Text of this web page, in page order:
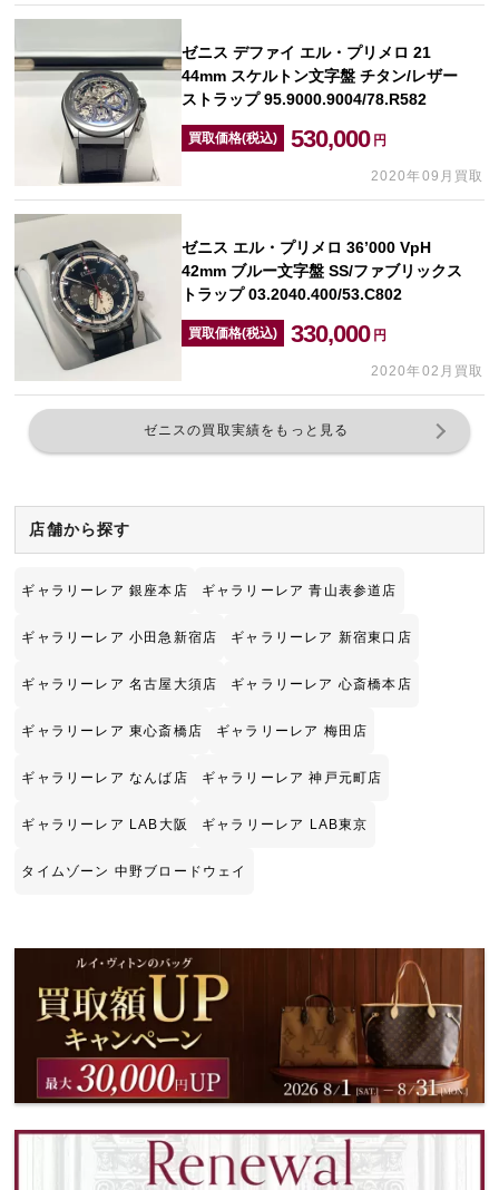
ゼニス デファイ エル・プリメロ 21
44mm スケルトン文字盤 チタン/レザー
ストラップ 95.9000.9004/78.R582
買取価格(税込) 530,000 円
2020年09月買取
ゼニス エル・プリメロ 36’000 VpH
42mm ブルー文字盤 SS/ファブリックス
トラップ 03.2040.400/53.C802
買取価格(税込) 330,000 円
2020年02月買取
ゼニスの買取実績をもっと見る
店舗から探す
ギャラリーレア 銀座本店 ギャラリーレア 青山表参道店
ギャラリーレア 小田急新宿店 ギャラリーレア 新宿東口店
ギャラリーレア 名古屋大須店 ギャラリーレア 心斎橋本店
ギャラリーレア 東心斎橋店 ギャラリーレア 梅田店
ギャラリーレア なんば店 ギャラリーレア 神戸元町店
ギャラリーレア LAB大阪 ギャラリーレア LAB東京
タイムゾーン 中野ブロードウェイ